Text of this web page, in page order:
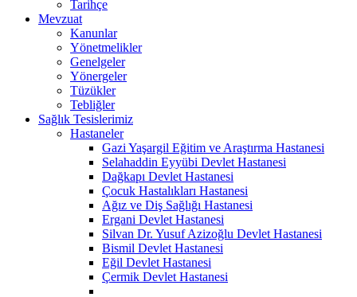
Tarihçe
Mevzuat
Kanunlar
Yönetmelikler
Genelgeler
Yönergeler
Tüzükler
Tebliğler
Sağlık Tesislerimiz
Hastaneler
Gazi Yaşargil Eğitim ve Araştırma Hastanesi
Selahaddin Eyyübi Devlet Hastanesi
Dağkapı Devlet Hastanesi
Çocuk Hastalıkları Hastanesi
Ağız ve Diş Sağlığı Hastanesi
Ergani Devlet Hastanesi
Silvan Dr. Yusuf Azizoğlu Devlet Hastanesi
Bismil Devlet Hastanesi
Eğil Devlet Hastanesi
Çermik Devlet Hastanesi